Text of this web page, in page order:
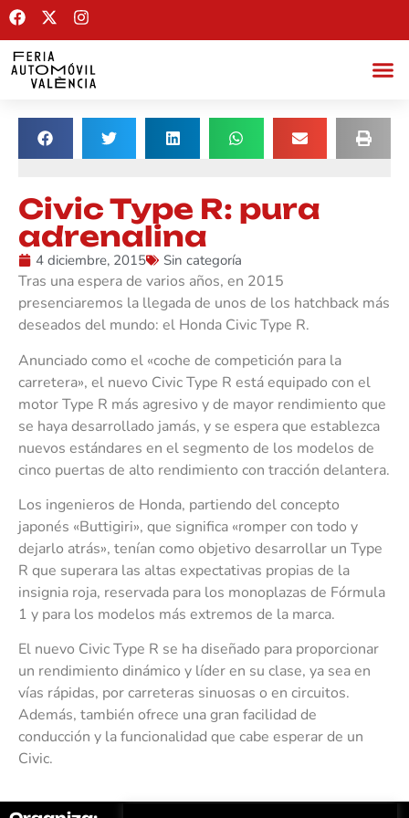
Civic Type R: pura
adrenalina
4 diciembre, 2015 Sin categoría
Tras una espera de varios años, en 2015
presenciaremos la llegada de unos de los hatchback más
deseados del mundo: el Honda Civic Type R.
Anunciado como el «coche de competición para la
carretera», el nuevo Civic Type R está equipado con el
motor Type R más agresivo y de mayor rendimiento que
se haya desarrollado jamás, y se espera que establezca
nuevos estándares en el segmento de los modelos de
cinco puertas de alto rendimiento con tracción delantera.
Los ingenieros de Honda, partiendo del concepto
japonés «Buttigiri», que significa «romper con todo y
dejarlo atrás», tenían como objetivo desarrollar un Type
R que superara las altas expectativas propias de la
insignia roja, reservada para los monoplazas de Fórmula
1 y para los modelos más extremos de la marca.
El nuevo Civic Type R se ha diseñado para proporcionar
un rendimiento dinámico y líder en su clase, ya sea en
vías rápidas, por carreteras sinuosas o en circuitos.
Además, también ofrece una gran facilidad de
conducción y la funcionalidad que cabe esperar de un
Civic.